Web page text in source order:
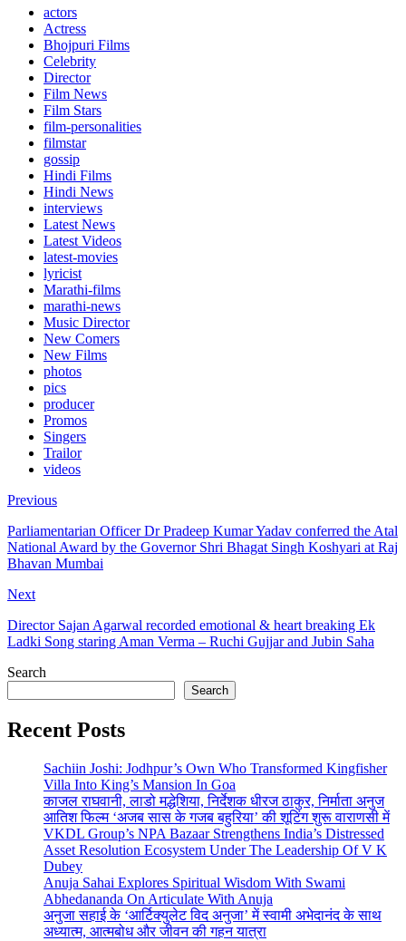
actors
Actress
Bhojpuri Films
Celebrity
Director
Film News
Film Stars
film-personalities
filmstar
gossip
Hindi Films
Hindi News
interviews
Latest News
Latest Videos
latest-movies
lyricist
Marathi-films
marathi-news
Music Director
New Comers
New Films
photos
pics
producer
Promos
Singers
Trailor
videos
Previous
Parliamentarian Officer Dr Pradeep Kumar Yadav conferred the Atal
National Award by the Governor Shri Bhagat Singh Koshyari at Raj
Bhavan Mumbai
Next
Director Sajan Agarwal recorded emotional & heart breaking Ek
Ladki Song staring Aman Verma – Ruchi Gujjar and Jubin Saha
Search
Search
Recent Posts
Sachiin Joshi: Jodhpur’s Own Who Transformed Kingfisher
Villa Into King’s Mansion In Goa
काजल राघवानी, लाडो मद्धेशिया, निर्देशक धीरज ठाकुर, निर्माता अनुज
आतिश फिल्म ‘अजब सास के गजब बहुरिया’ की शूटिंग शुरू वाराणसी में
VKDL Group’s NPA Bazaar Strengthens India’s Distressed
Asset Resolution Ecosystem Under The Leadership Of V K
Dubey
Anuja Sahai Explores Spiritual Wisdom With Swami
Abhedananda On Articulate With Anuja
अनुजा सहाई के ‘आर्टिक्युलेट विद अनुजा’ में स्वामी अभेदानंद के साथ
अध्यात्म, आत्मबोध और जीवन की गहन यात्रा